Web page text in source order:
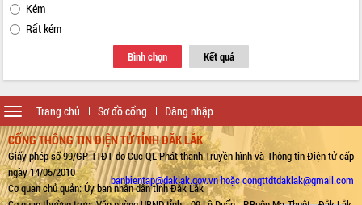
Kém
Rất kém
Bình chọn Kết quả
Trang chủ Sơ đồ cổng Đăng nhập
Toggle
navigation
CỔNG THÔNG TIN ĐIỆN TỬ TỈNH ĐẮK LẮK
Giấy phép số 99/GP-TTĐT do Cục QL Phát thanh Truyền hình và Thông tin Điện tử cấp
ngày 14/05/2010
Cơ quan chủ quản: Ủy ban nhân dân tỉnh Đắk Lắk
banbientap@daklak.gov.vn hoặc congttdtdaklak@gmail.com